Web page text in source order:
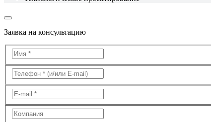
Заявка на консультацию